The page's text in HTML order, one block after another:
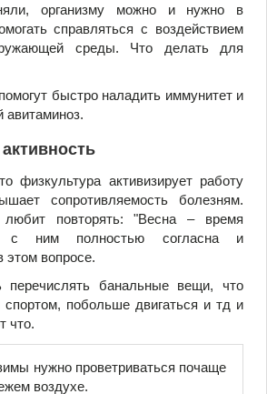
организму можно и нужно в
справляться с воздействием
среды. Что делать для
быстро наладить иммунитет и
авитаминоз.
физкультура активизирует работу
сопротивляемость болезням.
повторять: "Весна – время
с ним полностью согласна и
этом вопросе.
банальные вещи, что
спортом, побольше двигаться и тд и
что.
нужно проветриваться почаще
воздухе.